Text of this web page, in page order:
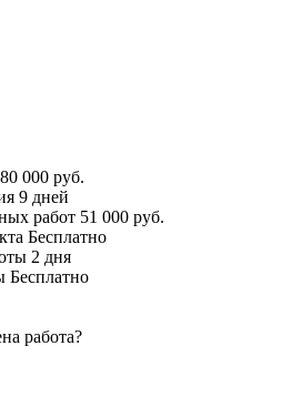
80 000 руб.
9 дней
работ 51 000 руб.
Бесплатно
2 дня
Бесплатно
работа?